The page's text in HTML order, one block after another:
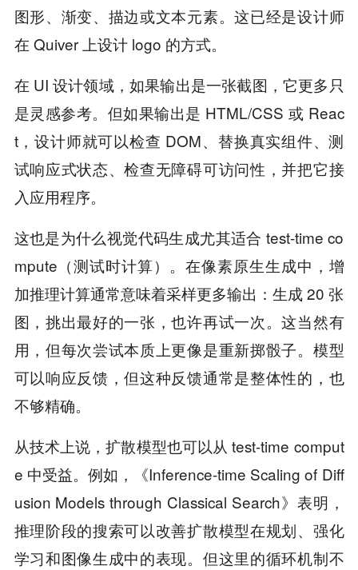
图形、渐变、描边或文本元素。这已经是设计师
在 Quiver 上设计 logo 的方式。
在 UI 设计领域，如果输出是一张截图，它更多只
是灵感参考。但如果输出是 HTML/CSS 或 Reac
t，设计师就可以检查 DOM、替换真实组件、测
试响应式状态、检查无障碍可访问性，并把它接
入应用程序。
这也是为什么视觉代码生成尤其适合 test-time co
mpute（测试时计算）。在像素原生生成中，增
加推理计算通常意味着采样更多输出：生成 20 张
图，挑出最好的一张，也许再试一次。这当然有
用，但每次尝试本质上更像是重新掷骰子。模型
可以响应反馈，但这种反馈通常是整体性的，也
不够精确。
从技术上说，扩散模型也可以从 test-time comput
e 中受益。例如，《Inference-time Scaling of Diff
usion Models through Classical Search》表明，
推理阶段的搜索可以改善扩散模型在规划、强化
学习和图像生成中的表现。但这里的循环机制不